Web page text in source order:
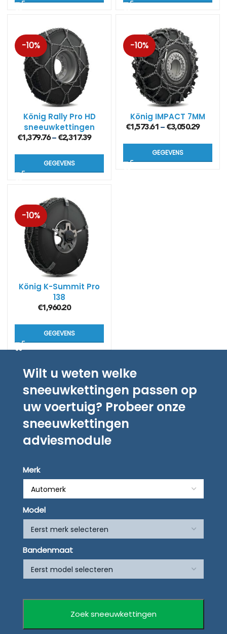
-10%
König Rally Pro HD
sneeuwkettingen
voor zware
mm)
€1,379.76– €2,317.39
GEGEVENS
-10%
König IMPACT 7MM
€1,573.61 – €3,050.29
GEGEVENS
-10%
König K-Summit Pro
138
€1,960.20
GEGEVENS
Wilt u weten welke
sneeuwkettingen passen op
uw voertuig? Probeer onze
sneeuwkettingen
adviesmodule
Merk
Model
Bandenmaat